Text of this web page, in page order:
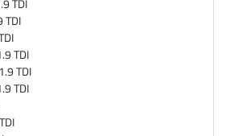
TDI
TDI
TDI
TDI
TDI